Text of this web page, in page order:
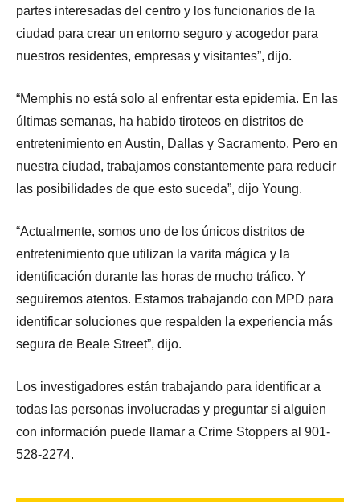
partes interesadas del centro y los funcionarios de la
ciudad para crear un entorno seguro y acogedor para
nuestros residentes, empresas y visitantes”, dijo.
“Memphis no está solo al enfrentar esta epidemia. En las
últimas semanas, ha habido tiroteos en distritos de
entretenimiento en Austin, Dallas y Sacramento. Pero en
nuestra ciudad, trabajamos constantemente para reducir
las posibilidades de que esto suceda”, dijo Young.
“Actualmente, somos uno de los únicos distritos de
entretenimiento que utilizan la varita mágica y la
identificación durante las horas de mucho tráfico. Y
seguiremos atentos. Estamos trabajando con MPD para
identificar soluciones que respalden la experiencia más
segura de Beale Street”, dijo.
Los investigadores están trabajando para identificar a
todas las personas involucradas y preguntar si alguien
con información puede llamar a Crime Stoppers al 901-
528-2274.